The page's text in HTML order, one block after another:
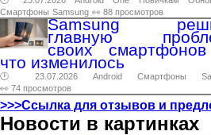
Смартфоны Samsung 👀 88 просмотров
Samsung
главную
своих
что изменилось
🕑 23.07.2026 Android Смартфоны
👀 74 просмотров
>>>Ссылка для отзывов и
Новости в картинках